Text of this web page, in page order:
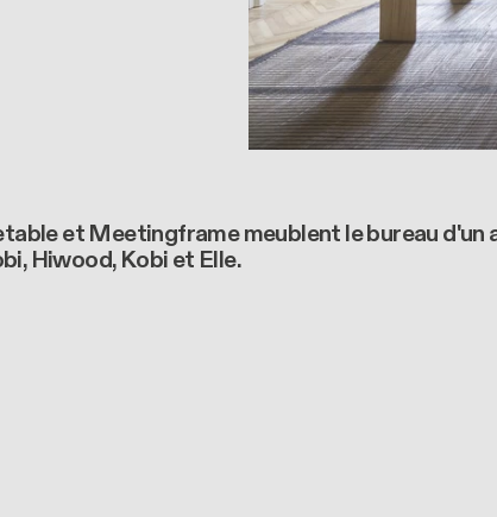
et Meetingframe meublent le bureau
Hiwood, Kobi et Elle.